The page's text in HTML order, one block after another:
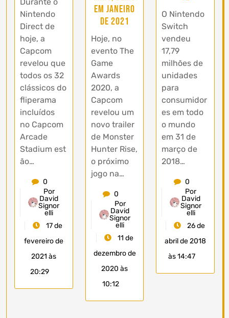
Nintendo
Direct de
hoje, a
Capcom
revelou que
todos os 32
clássicos do
fliperama
incluídos
no Capcom
Arcade
Stadium est
ão…
0
Por
David
Signor
elli
17 de
fevereiro de
2021 às
20:29
em Janeiro
de 2021
Hoje, no
evento The
Game
Awards
2020, a
Capcom
revelou um
novo trailer
de Monster
Hunter Rise,
o próximo
jogo na…
0
Por
David
Signor
elli
11 de
dezembro de
2020 às
10:12
O Nintendo
Switch
vendeu
17,79
milhões de
unidades
para
consumidor
es em todo
o mundo
em 31 de
março de
2018…
0
Por
David
Signor
elli
26 de
abril de 2018
às 14:47